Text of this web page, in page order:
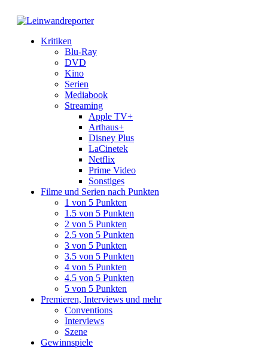
Kritiken
Blu-Ray
DVD
Kino
Serien
Mediabook
Streaming
Apple TV+
Arthaus+
Disney Plus
LaCinetek
Netflix
Prime Video
Sonstiges
Filme und Serien nach Punkten
1 von 5 Punkten
1.5 von 5 Punkten
2 von 5 Punkten
2.5 von 5 Punkten
3 von 5 Punkten
3.5 von 5 Punkten
4 von 5 Punkten
4.5 von 5 Punkten
5 von 5 Punkten
Premieren, Interviews und mehr
Conventions
Interviews
Szene
Gewinnspiele